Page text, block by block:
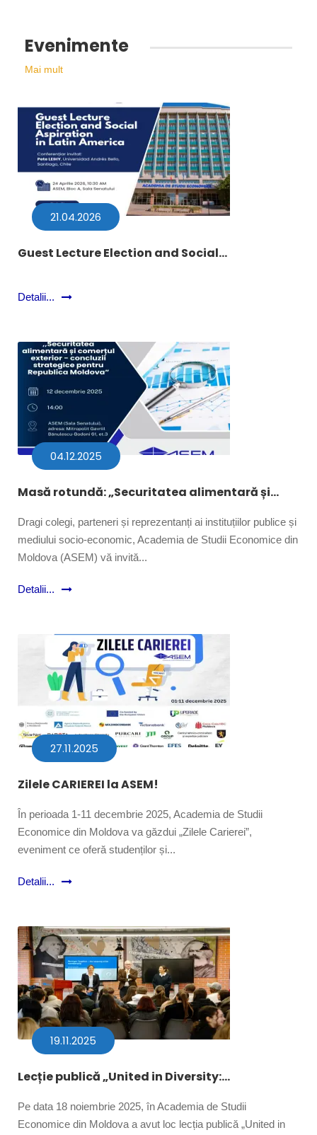
Evenimente
Mai mult
21.04.2026
Guest Lecture Election and Social...
Detalii...
04.12.2025
Masă rotundă: „Securitatea alimentară și...
Dragi colegi, parteneri și reprezentanți ai instituțiilor publice și
mediului socio-economic, Academia de Studii Economice din
Moldova (ASEM) vă invită...
Detalii...
27.11.2025
Zilele CARIEREI la ASEM!
În perioada 1-11 decembrie 2025, Academia de Studii
Economice din Moldova va găzdui „Zilele Carierei”,
eveniment ce oferă studenților și...
Detalii...
19.11.2025
Lecție publică „United in Diversity:...
Pe data 18 noiembrie 2025, în Academia de Studii
Economice din Moldova a avut loc lecția publică „United in